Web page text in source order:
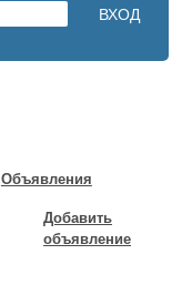
Объявления
Добавить
объявление